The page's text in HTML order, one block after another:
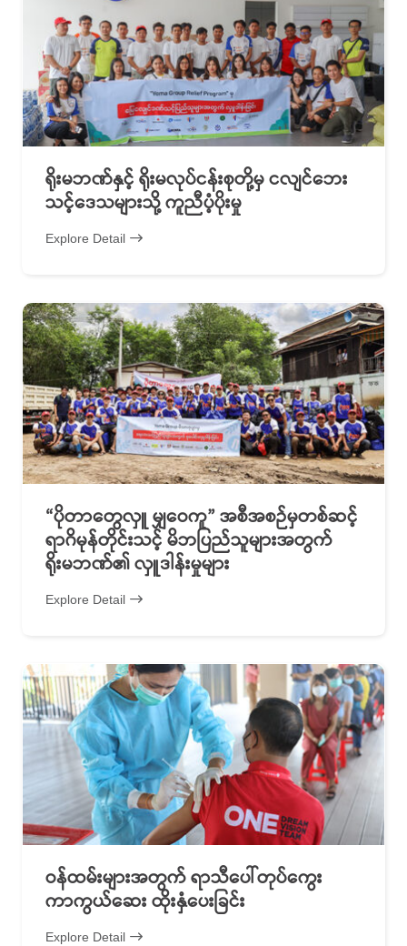
ရိုးမဘဏ်နှင့် ရိုးမလုပ်ငန်းစုတို့မှ ငလျင်ဘေး
သင့်ဒေသများသို့ ကူညီပံ့ပိုးမှု
Explore Detail
“ပိုတာတွေလှူ မျှဝေကူ” အစီအစဉ်မှတစ်ဆင့်
ရာဂိမုန်တိုင်းသင့် မိဘပြည်သူများအတွက်
ရိုးမဘဏ်၏ လှူဒါန်းမှုများ
Explore Detail
ဝန်ထမ်းများအတွက် ရာသီပေါ်တုပ်ကွေး
ကာကွယ်ဆေး ထိုးနှံပေးခြင်း
Explore Detail